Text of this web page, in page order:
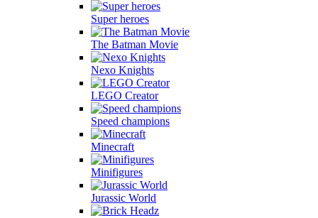
Super heroes
The Batman Movie
Nexo Knights
LEGO Creator
Speed champions
Minecraft
Minifigures
Jurassic World